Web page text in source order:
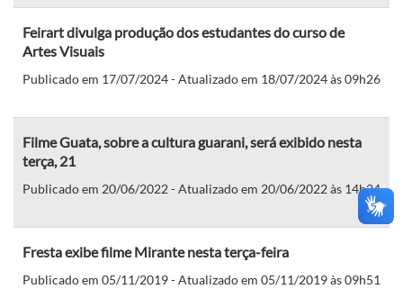
Feirart divulga produção dos estudantes do curso de
Artes Visuais
Publicado em 17/07/2024 - Atualizado em 18/07/2024 às 09h26
Filme Guata, sobre a cultura guarani, será exibido nesta
terça, 21
Publicado em 20/06/2022 - Atualizado em 20/06/2022 às 14h24
Fresta exibe filme Mirante nesta terça-feira
Publicado em 05/11/2019 - Atualizado em 05/11/2019 às 09h51